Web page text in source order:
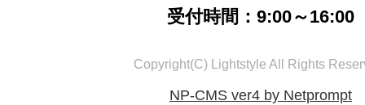
受付時間：9:00～16:00
Copyright(C) Lightstyle All Rights
NP-CMS ver4 by Netprompt